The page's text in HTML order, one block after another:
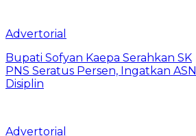
Advertorial
Bupati Sofyan Kaepa Serahkan SK
PNS Seratus Persen, Ingatkan ASN
Disiplin
Advertorial